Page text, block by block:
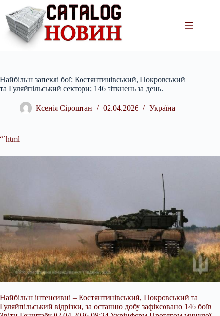
вмісту
Найбільш запеклі бої: Костянтинівський, Покровський
та Гуляйпільський сектори; 146 зіткнень за день.
Ксенія Сіроштан 02.04.2026 Україна
“`html
Найбільш інтенсивні – Костянтинівський, Покровський та
Гуляйпільський відрізки, за останню добу зафіксовано 146 боїв